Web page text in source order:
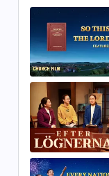
10:36
4:03
8:50